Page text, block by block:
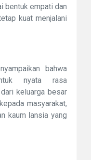
bentuk empati dan
kuat menjalani
bahwa
nyata rasa
keluarga besar
masyarakat,
kaum lansia yang